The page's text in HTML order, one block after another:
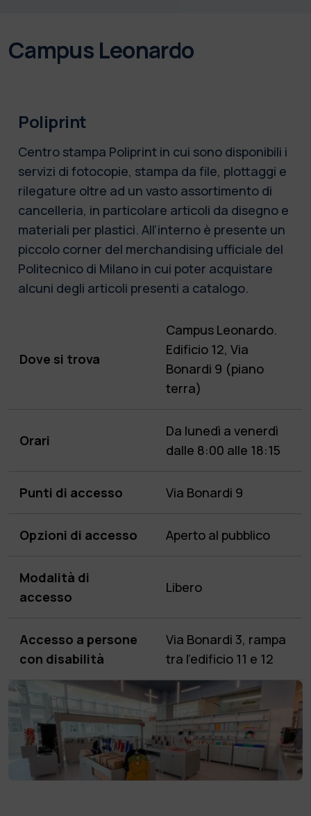
Campus Leonardo
Poliprint
Centro stampa Poliprint in cui sono disponibili i
servizi di fotocopie, stampa da file, plottaggi e
rilegature oltre ad un vasto assortimento di
cancelleria, in particolare articoli da disegno e
materiali per plastici. All’interno è presente un
piccolo corner del merchandising ufficiale del
Politecnico di Milano in cui poter acquistare
alcuni degli articoli presenti a catalogo.
Dove si trova
Campus Leonardo.
Edificio 12, Via
Bonardi 9 (piano
terra)
Orari
Da lunedì a venerdì
dalle 8:00 alle 18:15
Punti di accesso Via Bonardi 9
Opzioni di accesso Aperto al pubblico
Modalità di
accesso
Libero
Accesso a persone
con disabilità
Via Bonardi 3, rampa
tra l'edificio 11 e 12